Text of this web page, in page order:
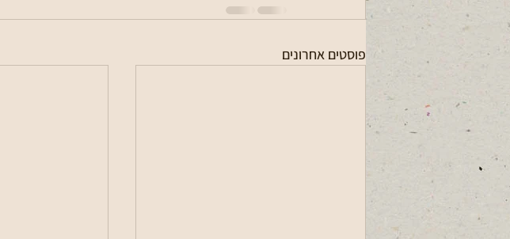
פוסטים אחרונים